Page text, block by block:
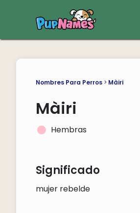
Nombres Para Perros> Màiri
Màiri
Hembras
Significado
mujer rebelde